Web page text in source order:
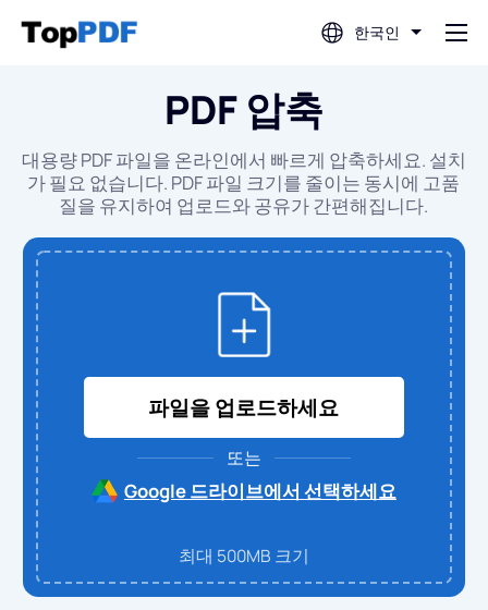
한국인
PDF 번역
PDF 병합
PDF 분할
PDF 압축
PDF에서 변환
PDF를 EXCEL로
PDF로 변환
WORD를 PDF로
JPG로 변환
PDF 압축
대용량 PDF 파일을 온라인에서 빠르게 압축하세요. 설치
가 필요 없습니다. PDF 파일 크기를 줄이는 동시에 고품
질을 유지하여 업로드와 공유가 간편해집니다.
파일을 업로드하세요
또는
Google 드라이브에서 선택하세요
최대 500MB 크기